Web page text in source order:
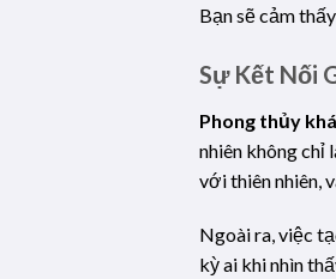
Bạn sẽ cảm
Sự Kết Nối
Phong thủy
nhiên không chỉ
với thiên nhiên,
Ngoài ra, việc
kỳ ai khi nhìn